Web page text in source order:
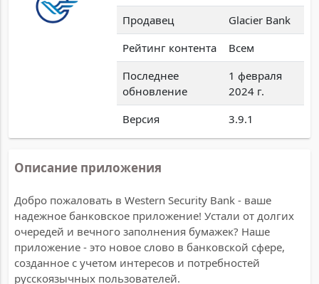
Продавец
Glacier Bank
Рейтинг контента
Всем
Последнее
обновление
1 февраля
2024 г.
Версия
3.9.1
Описание приложения
Добро пожаловать в Western Security Bank - ваше
надежное банковское приложение! Устали от долгих
очередей и вечного заполнения бумажек? Наше
приложение - это новое слово в банковской сфере,
созданное с учетом интересов и потребностей
русскоязычных пользователей.